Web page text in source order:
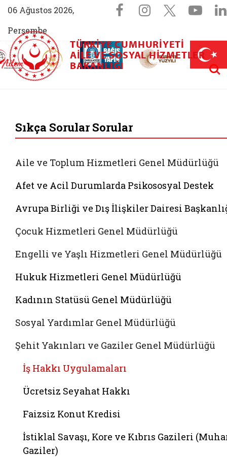
06 Ağustos 2026,
Perşembe
Sosyal
Facebook
Instagram
X
Aile (yeni sekmede açılır)
AİLEM İletişim Merkezi (yeni sekmede açılır)
Aile ve Nüfus On Yılı (yeni sekmede açılır)
Darülaceze bağış sayfası (yeni
TÜRKIYE CUMHURIYETI
AILE VE SOSYAL HIZMETLER
BAKANLIĞI
Sıkça Sorular Sorular
Aile ve Toplum Hizmetleri Genel Müdürlüğü
Afet ve Acil Durumlarda Psikososyal Destek
Avrupa Birliği ve Dış İlişkiler Dairesi
Çocuk Hizmetleri Genel Müdürlüğü
Engelli ve Yaşlı Hizmetleri Genel Müdürlüğü
Hukuk Hizmetleri Genel Müdürlüğü
Kadının Statüsü Genel Müdürlüğü
Sosyal Yardımlar Genel Müdürlüğü
Şehit Yakınları ve Gaziler Genel Müdürlüğü
İş Hakkı Uygulamaları
Ücretsiz Seyahat Hakkı
Faizsiz Konut Kredisi
İstiklal Savaşı, Kore ve Kıbrıs Gazileri
Gaziler)